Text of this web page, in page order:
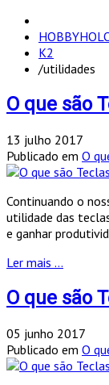
K2
/utilidades
O que são
13 julho 2017
Publicado em O
Continuando o
utilidade das
e ganhar
Ler mais ...
O que são
05 junho 2017
Publicado em O